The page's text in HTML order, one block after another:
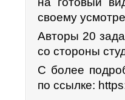
своему
Авторы 20
со стороны
С более
по ссылке: